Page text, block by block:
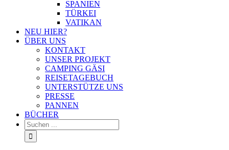
SPANIEN
TÜRKEI
VATIKAN
NEU HIER?
ÜBER UNS
KONTAKT
UNSER PROJEKT
CAMPING GÄSI
REISETAGEBUCH
UNTERSTÜTZE UNS
PRESSE
PANNEN
BÜCHER
Suche
nach: